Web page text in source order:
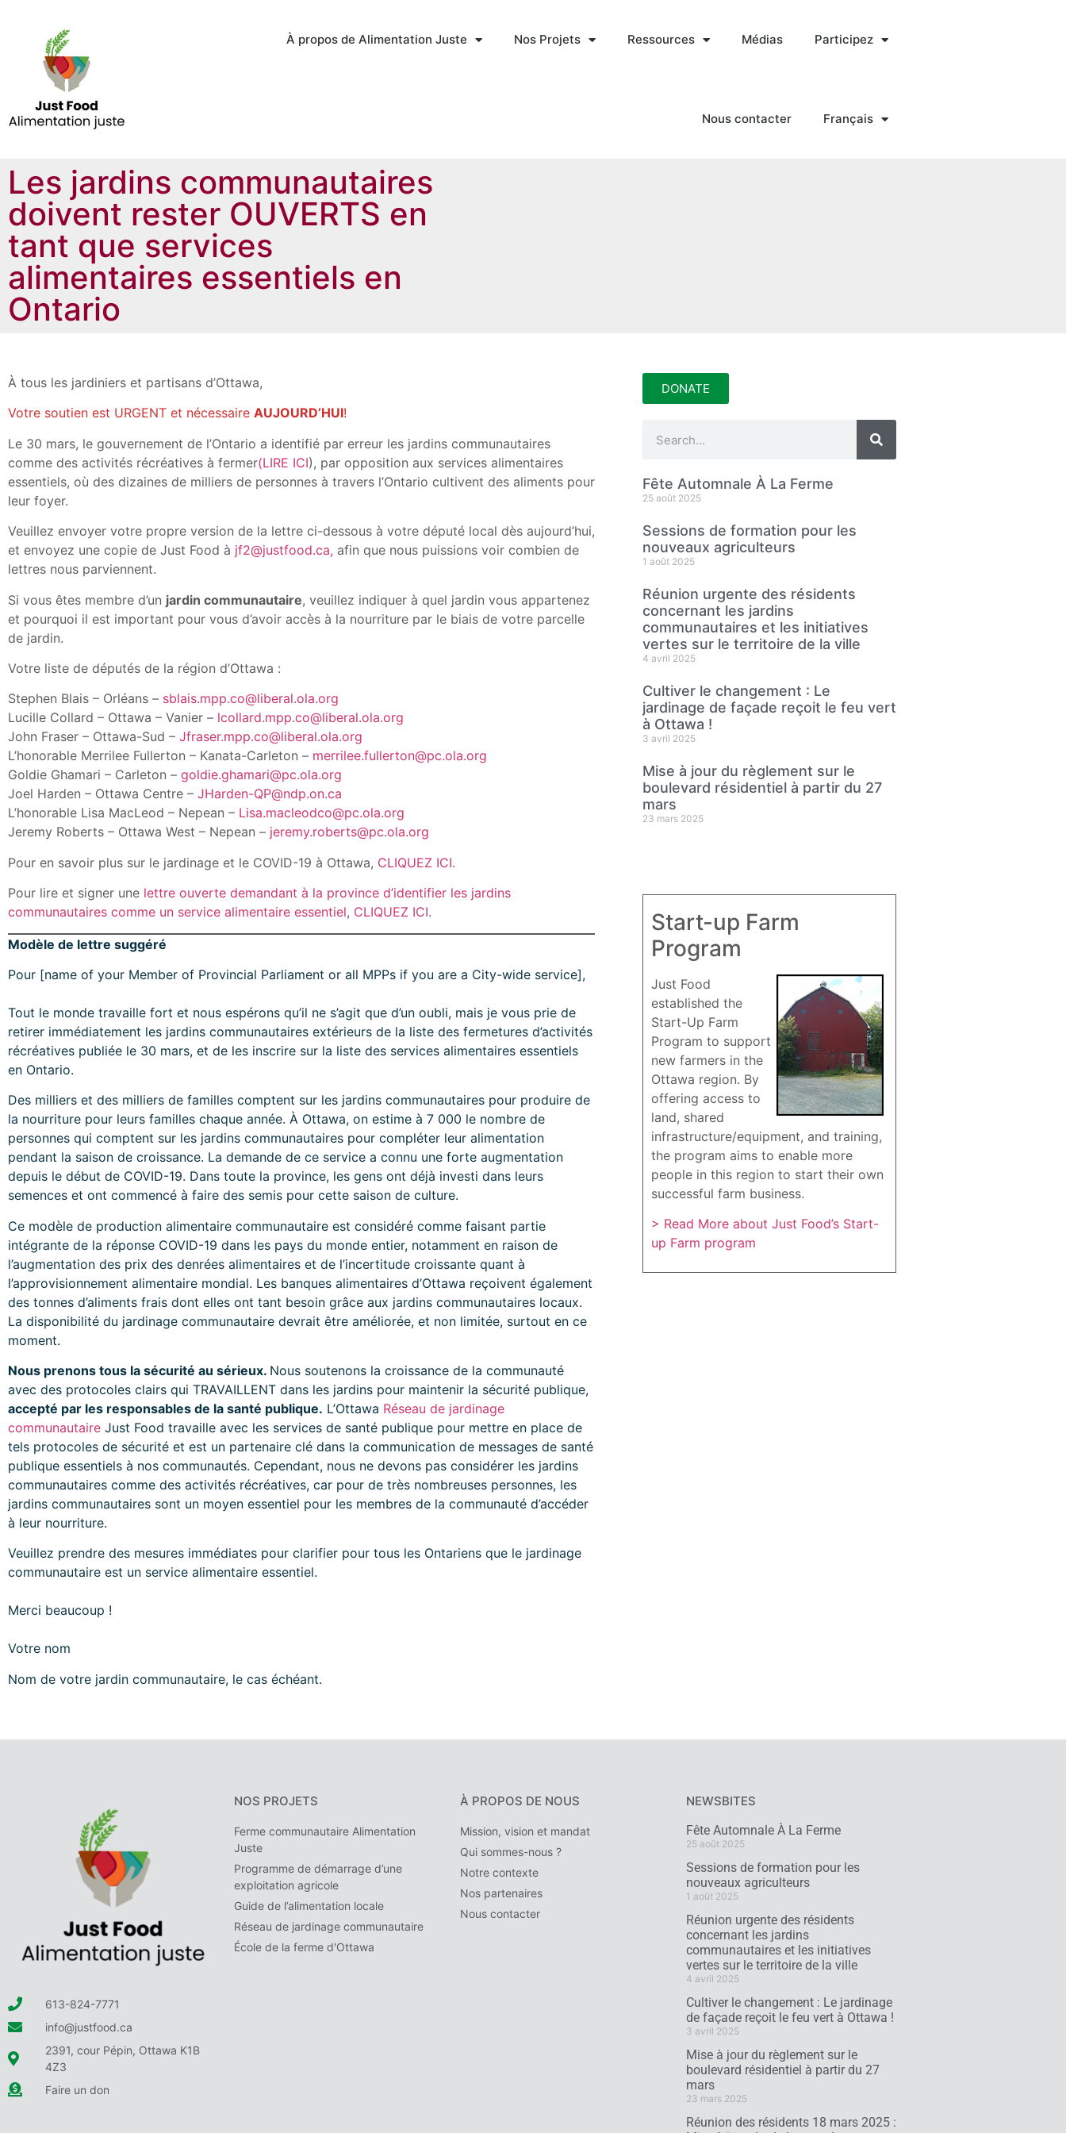
À propos de Alimentation Juste Nos Projets Ressources Médias Participez
Nous contacter Français
Les jardins communautaires
doivent rester OUVERTS en
tant que services
alimentaires essentiels en
Ontario
À tous les jardiniers et partisans d’Ottawa,
Votre soutien est URGENT et nécessaire AUJOURD’HUI!
Le 30 mars, le gouvernement de l’Ontario a identifié par erreur les jardins communautaires
comme des activités récréatives à fermer(LIRE ICI), par opposition aux services alimentaires
essentiels, où des dizaines de milliers de personnes à travers l’Ontario cultivent des aliments pour
leur foyer.
Veuillez envoyer votre propre version de la lettre ci-dessous à votre député local dès aujourd’hui,
et envoyez une copie de Just Food à jf2@justfood.ca, afin que nous puissions voir combien de
lettres nous parviennent.
Si vous êtes membre d’un jardin communautaire, veuillez indiquer à quel jardin vous appartenez
et pourquoi il est important pour vous d’avoir accès à la nourriture par le biais de votre parcelle
de jardin.
Votre liste de députés de la région d’Ottawa :
Stephen Blais – Orléans – sblais.mpp.co@liberal.ola.org
Lucille Collard – Ottawa – Vanier – lcollard.mpp.co@liberal.ola.org
John Fraser – Ottawa-Sud – Jfraser.mpp.co@liberal.ola.org
L’honorable Merrilee Fullerton – Kanata-Carleton – merrilee.fullerton@pc.ola.org
Goldie Ghamari – Carleton – goldie.ghamari@pc.ola.org
Joel Harden – Ottawa Centre – JHarden-QP@ndp.on.ca
L’honorable Lisa MacLeod – Nepean – Lisa.macleodco@pc.ola.org
Jeremy Roberts – Ottawa West – Nepean – jeremy.roberts@pc.ola.org
Pour en savoir plus sur le jardinage et le COVID-19 à Ottawa, CLIQUEZ ICI.
Pour lire et signer une lettre ouverte demandant à la province d’identifier les jardins
communautaires comme un service alimentaire essentiel, CLIQUEZ ICI.
Modèle de lettre suggéré
Pour [name of your Member of Provincial Parliament or all MPPs if you are a City-wide service],
Tout le monde travaille fort et nous espérons qu’il ne s’agit que d’un oubli, mais je vous prie de
retirer immédiatement les jardins communautaires extérieurs de la liste des fermetures d’activités
récréatives publiée le 30 mars, et de les inscrire sur la liste des services alimentaires essentiels
en Ontario.
Des milliers et des milliers de familles comptent sur les jardins communautaires pour produire de
la nourriture pour leurs familles chaque année. À Ottawa, on estime à 7 000 le nombre de
personnes qui comptent sur les jardins communautaires pour compléter leur alimentation
pendant la saison de croissance. La demande de ce service a connu une forte augmentation
depuis le début de COVID-19. Dans toute la province, les gens ont déjà investi dans leurs
semences et ont commencé à faire des semis pour cette saison de culture.
Ce modèle de production alimentaire communautaire est considéré comme faisant partie
intégrante de la réponse COVID-19 dans les pays du monde entier, notamment en raison de
l’augmentation des prix des denrées alimentaires et de l’incertitude croissante quant à
l’approvisionnement alimentaire mondial. Les banques alimentaires d’Ottawa reçoivent également
des tonnes d’aliments frais dont elles ont tant besoin grâce aux jardins communautaires locaux.
La disponibilité du jardinage communautaire devrait être améliorée, et non limitée, surtout en ce
moment.
Nous prenons tous la sécurité au sérieux. Nous soutenons la croissance de la communauté
avec des protocoles clairs qui TRAVAILLENT dans les jardins pour maintenir la sécurité publique,
accepté par les responsables de la santé publique. L’Ottawa Réseau de jardinage
communautaire Just Food travaille avec les services de santé publique pour mettre en place de
tels protocoles de sécurité et est un partenaire clé dans la communication de messages de santé
publique essentiels à nos communautés. Cependant, nous ne devons pas considérer les jardins
communautaires comme des activités récréatives, car pour de très nombreuses personnes, les
jardins communautaires sont un moyen essentiel pour les membres de la communauté d’accéder
à leur nourriture.
Veuillez prendre des mesures immédiates pour clarifier pour tous les Ontariens que le jardinage
communautaire est un service alimentaire essentiel.
Merci beaucoup !
Votre nom
Nom de votre jardin communautaire, le cas échéant.
DONATE
Fête Automnale À La Ferme
25 août 2025
Sessions de formation pour les
nouveaux agriculteurs
1 août 2025
Réunion urgente des résidents
concernant les jardins
communautaires et les initiatives
vertes sur le territoire de la ville
4 avril 2025
Cultiver le changement : Le
jardinage de façade reçoit le feu vert
à Ottawa !
3 avril 2025
Mise à jour du règlement sur le
boulevard résidentiel à partir du 27
mars
23 mars 2025
Start-up Farm
Program
Just Food
established the
Start-Up Farm
Program to support
new farmers in the
Ottawa region. By
offering access to
land, shared
infrastructure/equipment, and training,
the program aims to enable more
people in this region to start their own
successful farm business.
> Read More about Just Food’s Start-
up Farm program
613-824-7771
info@justfood.ca
2391, cour Pépin, Ottawa K1B
4Z3
Faire un don
NOS PROJETS
Ferme communautaire Alimentation
Juste
Programme de démarrage d’une
exploitation agricole
Guide de l’alimentation locale
Réseau de jardinage communautaire
École de la ferme d'Ottawa
À PROPOS DE NOUS
Mission, vision et mandat
Qui sommes-nous ?
Notre contexte
Nos partenaires
Nous contacter
NEWSBITES
Fête Automnale À La Ferme
25 août 2025
Sessions de formation pour les
nouveaux agriculteurs
1 août 2025
Réunion urgente des résidents
concernant les jardins
communautaires et les initiatives
vertes sur le territoire de la ville
4 avril 2025
Cultiver le changement : Le jardinage
de façade reçoit le feu vert à Ottawa !
3 avril 2025
Mise à jour du règlement sur le
boulevard résidentiel à partir du 27
mars
23 mars 2025
Réunion des résidents 18 mars 2025 :